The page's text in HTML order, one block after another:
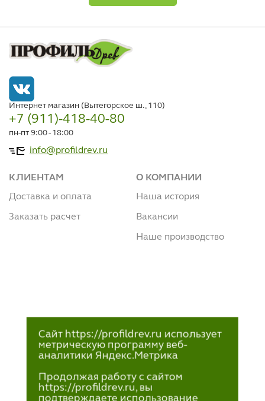
Интернет магазин (Вытегорское ш., 110)
+7 (911)-418-40-80
пн-пт 9:00 - 18:00
info@profildrev.ru
КЛИЕНТАМ
Доставка и оплата
Заказать расчет
О КОМПАНИИ
Наша история
Вакансии
Наше производство
Сайт https://profildrev.ru использует
метрическую программу веб-
аналитики Яндекс.Метрика
Продолжая работу с сайтом
https://profildrev.ru, вы
подтверждаете использование